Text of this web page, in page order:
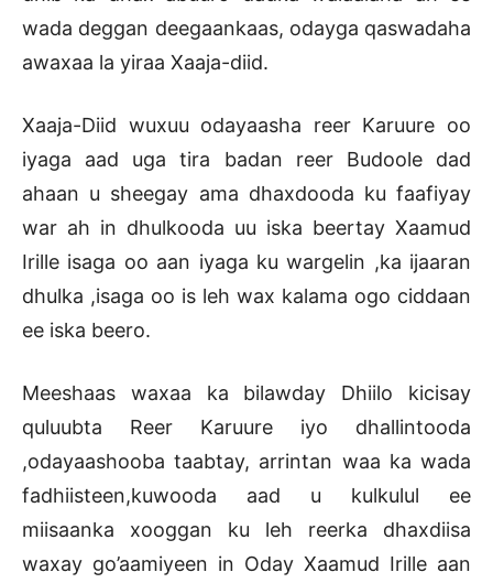
wada deggan deegaankaas, odayga qaswadaha
awaxaa la yiraa Xaaja-diid.
Xaaja-Diid wuxuu odayaasha reer Karuure oo
iyaga aad uga tira badan reer Budoole dad
ahaan u sheegay ama dhaxdooda ku faafiyay
war ah in dhulkooda uu iska beertay Xaamud
Irille isaga oo aan iyaga ku wargelin ,ka ijaaran
dhulka ,isaga oo is leh wax kalama ogo ciddaan
ee iska beero.
Meeshaas waxaa ka bilawday Dhiilo kicisay
quluubta Reer Karuure iyo dhallintooda
,odayaashooba taabtay, arrintan waa ka wada
fadhiisteen,kuwooda aad u kulkulul ee
miisaanka xooggan ku leh reerka dhaxdiisa
waxay go’aamiyeen in Oday Xaamud Irille aan